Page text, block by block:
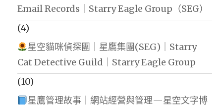
Email Records｜Starry Eagle Group（SEG）
(4)
星空貓咪偵探團｜星鷹集團(SEG)｜Starry
Cat Detective Guild｜Starry Eagle Group
(10)
星鷹管理故事｜網站經營與管理—星空文字博